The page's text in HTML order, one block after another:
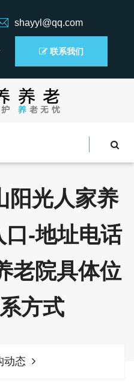
shayyl@qq.com
联系我们
阳光人家养
-地址电话
老院具体位
方式
动态